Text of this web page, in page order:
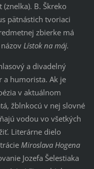
B. Škreko
pätnástich tvoriaci
zbierke má
Lístok na máj.
a divadelný
a humorista. Ak je
v aktuálnom
žblnkocú v nej slovné
vodou vo všetkých
Literárne dielo
Miroslava Hogena
Jozefa Šelestiaka